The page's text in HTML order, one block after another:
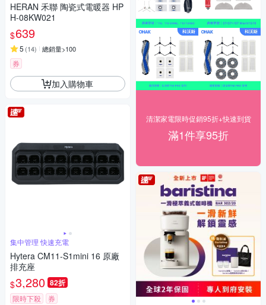
HERAN 禾聯 陶瓷式電暖器 HP
H-08KW021
$639
5 (14) 總銷量>100
券
加入購物車
集中管理 快速充電
Hytera CM11-S1mini 16 原廠
排充座
$3,280 82折
限時下殺 券
清潔家電限時促銷95折+快速到貨
滿1件享95折